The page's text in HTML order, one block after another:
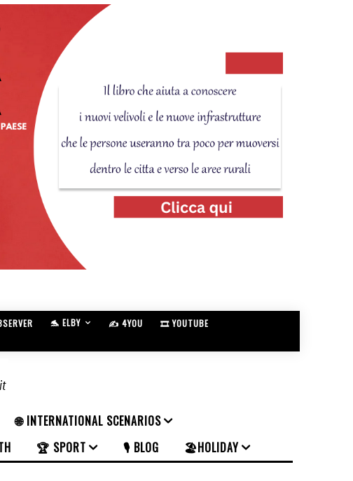
🐬 ELBY ✍️ 4YOU
🎞️ YOUTUBE
🌐 INTERNATIONAL SCENARIOS
🏆 SPORT 🎙️ BLOG 🏖️HOLIDAY